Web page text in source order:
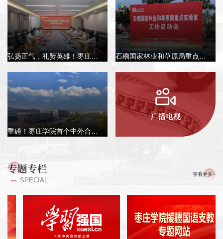
弘扬正气，礼赞英雄！枣庄市表彰见义勇...
重磅！枣庄学院首个中外合作办学机构招生！
广播电视
专题专栏
SPECIAL
查看更多+